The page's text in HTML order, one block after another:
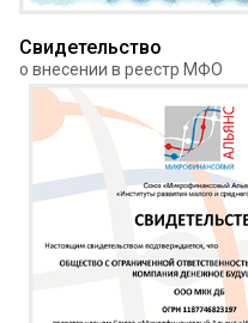
Свидетельство
о внесении в реестр МФО